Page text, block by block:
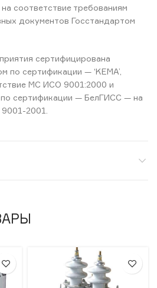
соответствие требованиям
документов Госстандартом
сертифицирована
сертификации — ‘KEMA’,
МС ИСО 9001:2000 и
сертификации — БелГИСС — на
2001.